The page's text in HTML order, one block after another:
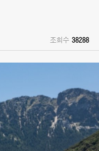
조회수 38288